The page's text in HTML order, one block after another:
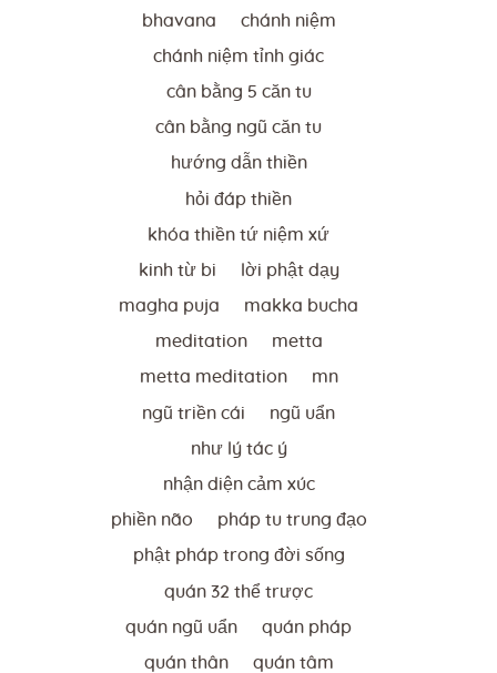
bhavana chánh niệm
chánh niệm tỉnh giác
cân bằng 5 căn tu
cân bằng ngũ căn tu
hướng dẫn thiền
hỏi đáp thiền
khóa thiền tứ niệm xứ
kinh từ bi lời phật dạy
magha puja makka bucha
meditation metta
metta meditation mn
ngũ triền cái ngũ uẩn
như lý tác ý
nhận diện cảm xúc
phiền não pháp tu trung đạo
phật pháp trong đời sống
quán 32 thể trược
quán ngũ uẩn quán pháp
quán thân quán tâm